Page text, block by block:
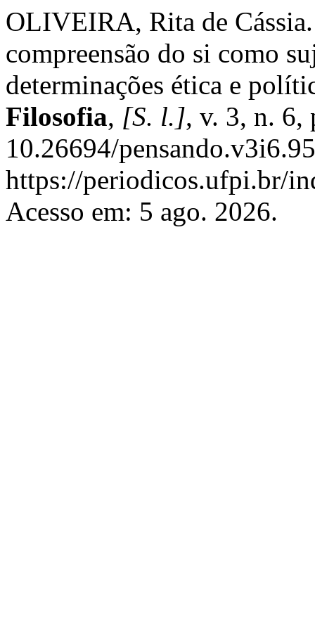
OLIVEIRA, Rita de
compreensão do si como
determinações ética e
Filosofia, [S. l.], v. 3, n. 6,
10.26694/
https://periodicos.ufpi.br/
Acesso em: 5 ago. 2026.